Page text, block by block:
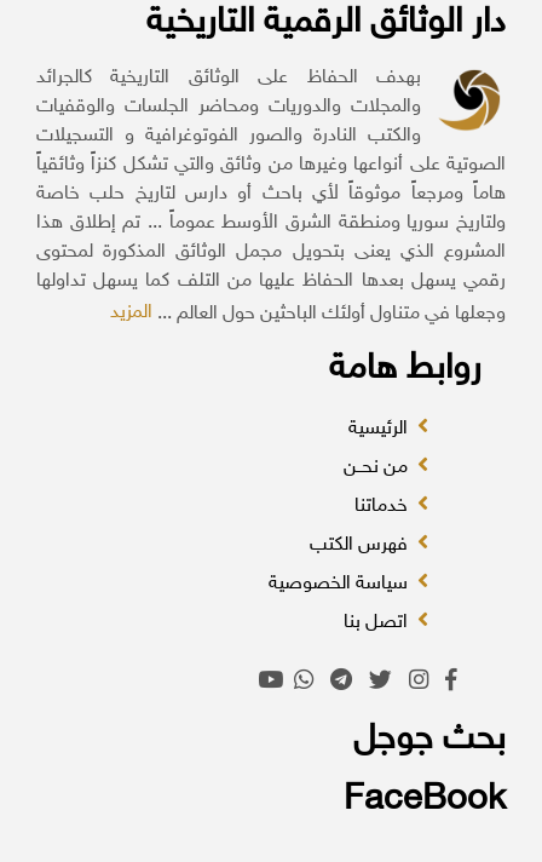
دار الوثائق الرقمية التاريخية
بهدف الحفاظ على الوثائق التاريخية كالجرائد
والمجلات والدوريات ومحاضر الجلسات والوقفيات
والكتب النادرة والصور الفوتوغرافية و التسجيلات
الصوتية على أنواعها وغيرها من وثائق والتي تشكل كنزاً وثائقياً
هاماً ومرجعاً موثوقاً لأي باحث أو دارس لتاريخ حلب خاصة
ولتاريخ سوريا ومنطقة الشرق الأوسط عموماً ... تم إطلاق هذا
المشروع الذي يعنى بتحويل مجمل الوثائق المذكورة لمحتوى
رقمي يسهل بعدها الحفاظ عليها من التلف كما يسهل تداولها
وجعلها في متناول أولئك الباحثين حول العالم ...المزيد
روابط هامة
الرئيسية
من نحــن
خدماتنا
فهرس الكتب
سياسة الخصوصية
اتصل بنا
بحث جوجل
FaceBook